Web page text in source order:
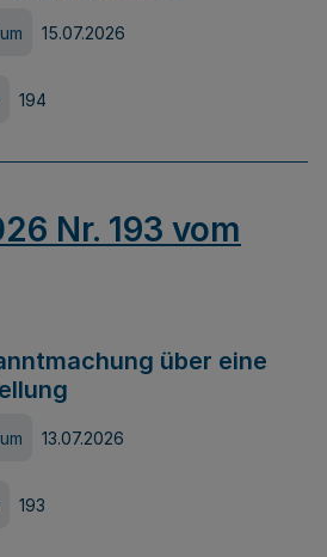
15.07.2026
194
Nr. 193 vom
über eine
13.07.2026
193